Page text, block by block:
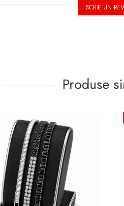
SCRIE UN
Produse